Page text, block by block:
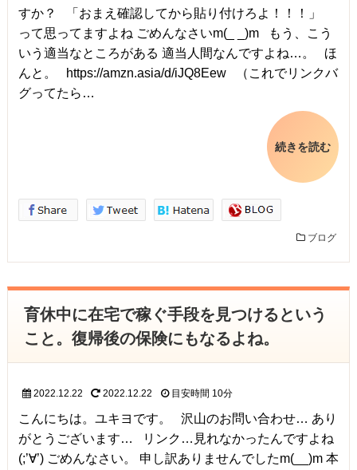
すか？ 「おまえ確認してから貼り付けろよ！！！」
って思ってますよね ごめんなさいm(_ _)m もう、こう
いう適当なところがある 適当人間なんですよね…。 ほ
んと。 https://amzn.asia/d/iJQ8Eew （これでリンクバ
グってたら…
続きを読む
ブログ
育休中に在宅で稼ぐ手段を見つけるという
こと。復帰後の保険にもなるよね。
2022.12.22 2022.12.22 目安時間 10分
こんにちは。ユキヨです。 沢山のお問い合わせ… あり
がとうございます… リンク…見れなかったんですよね
(;’∀’) ごめんなさい。 申し訳ありませんでしたm(__)m 本